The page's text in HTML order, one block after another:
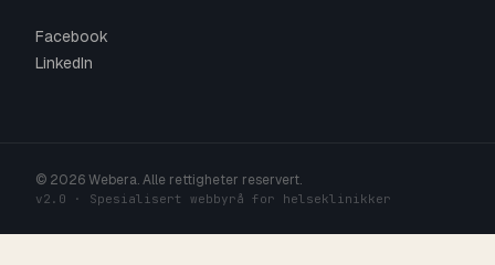
Facebook
LinkedIn
© 2026 Webera. Alle rettigheter reservert.
v2.0 · Spesialisert webbyrå for helseklinikker